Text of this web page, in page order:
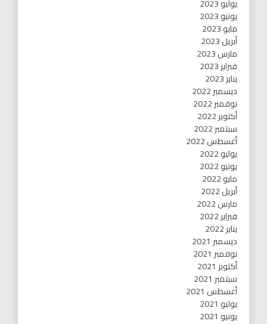
يوليو 2023
يونيو 2023
مايو 2023
أبريل 2023
مارس 2023
فبراير 2023
يناير 2023
ديسمبر 2022
نوفمبر 2022
أكتوبر 2022
سبتمبر 2022
أغسطس 2022
يوليو 2022
يونيو 2022
مايو 2022
أبريل 2022
مارس 2022
فبراير 2022
يناير 2022
ديسمبر 2021
نوفمبر 2021
أكتوبر 2021
سبتمبر 2021
أغسطس 2021
يوليو 2021
يونيو 2021